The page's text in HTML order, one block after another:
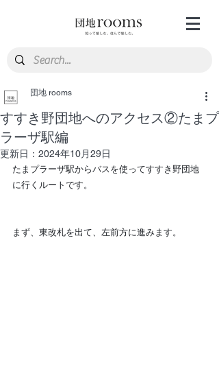
すすき野団地へのアクセス②たまプ
ラーザ駅編
団地 rooms
更新日： 2024年10月29日
たまプラーザ駅からバスを使ってすすき野団地
に行くルートです。
まず、東改札を出て、左前方に進みます。